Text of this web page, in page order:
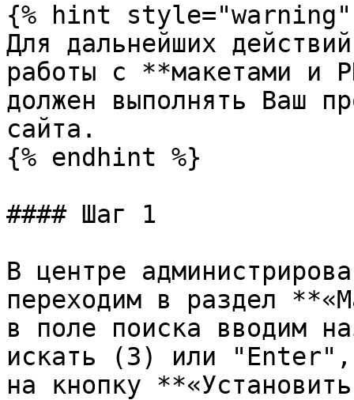
{% hint style="warning"
Для дальнейших
работы с **макетами и
должен выполнять Ваш
сайта.
{% endhint %}
#### Шаг 1
В центре
переходим в раздел
в поле поиска вводим
искать (3) или "Enter",
на кнопку